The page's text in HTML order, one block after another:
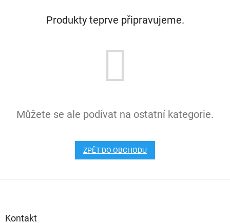
Produkty teprve připravujeme.
Můžete se ale podívat na ostatní kategorie.
ZPĚT DO OBCHODU
Kontakt